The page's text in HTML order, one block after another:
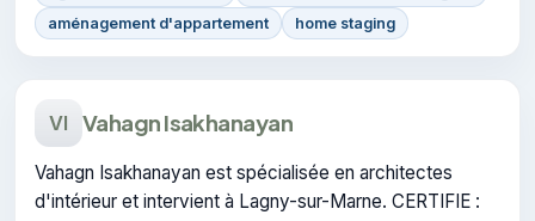
aménagement d'appartement
home staging
VI Vahagn Isakhanayan
Vahagn Isakhanayan est spécialisée en architectes
d'intérieur et intervient à Lagny-sur-Marne. CERTIFIE :